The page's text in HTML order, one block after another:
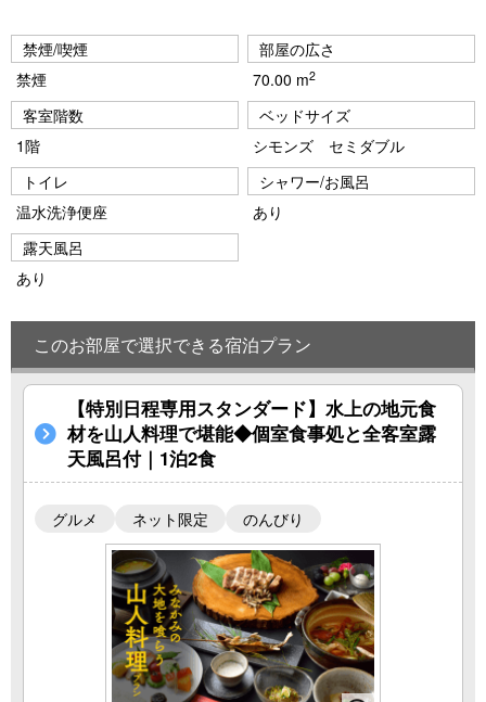
禁煙/喫煙
禁煙
部屋の広さ
70.00 m2
客室階数
1階
ベッドサイズ
シモンズ セミダブル
トイレ
温水洗浄便座
シャワー/お風呂
あり
露天風呂
あり
このお部屋で選択できる宿泊プラン
【特別日程専用スタンダード】水上の地元食
材を山人料理で堪能◆個室食事処と全客室露
天風呂付｜1泊2食
グルメ ネット限定 のんびり